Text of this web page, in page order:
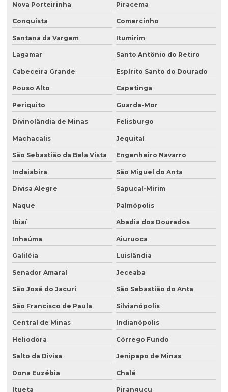
Nova Porteirinha Piracema
Conquista Comercinho
Santana da Vargem Itumirim
Lagamar Santo Antônio do Retiro
Cabeceira Grande Espírito Santo do Dourado
Pouso Alto Capetinga
Periquito Guarda-Mor
Divinolândia de Minas Felisburgo
Machacalis Jequitaí
São Sebastião da Bela Vista Engenheiro Navarro
Indaiabira São Miguel do Anta
Divisa Alegre Sapucaí-Mirim
Naque Palmópolis
Ibiaí Abadia dos Dourados
Inhaúma Aiuruoca
Galiléia Luislândia
Senador Amaral Jeceaba
São José do Jacuri São Sebastião do Anta
São Francisco de Paula Silvianópolis
Central de Minas Indianópolis
Heliodora Córrego Fundo
Salto da Divisa Jenipapo de Minas
Dona Euzébia Chalé
Itueta Piranguçu